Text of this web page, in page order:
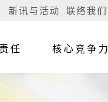
新讯与活动 联络我们
任 核心竞争力